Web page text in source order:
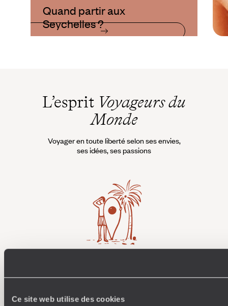
Ce site web utilise des cookies
Quand partir aux
Seychelles ?
L’esprit Voyageurs du
Monde
Voyager en toute liberté selon ses envies,
ses idées, ses passions
250 conseillers spécialisés par pays et par régions :
inspirent et créent un voyage ultra-personnalisé :
À